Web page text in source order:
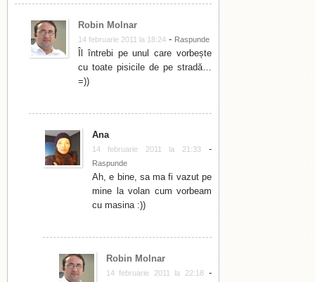
Robin Molnar
14 februarie 2011 la 18:24 - Raspunde
Îl întrebi pe unul care vorbește
cu toate pisicile de pe stradă…
=))
Ana
14 februarie 2011 la 21:33-
Raspunde
Ah, e bine, sa ma fi vazut pe
mine la volan cum vorbeam
cu masina :))
Robin Molnar
14 februarie 2011 la 22:18-